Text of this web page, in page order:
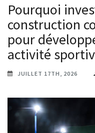
Pourquoi
construction
pour
activité
JUILLET 17TH, 2026